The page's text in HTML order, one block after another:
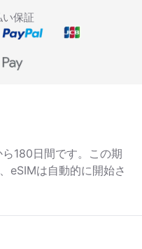
保証
180日間です。この期
eSIMは自動的に開始さ